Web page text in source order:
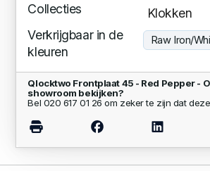
Collecties
Klokken
Verkrijgbaar in de
kleuren
Raw Iron/
Qlocktwo Frontplaat 45 - Red Pepper -
showroom bekijken?
Bel 020 617 01 26 om zeker te zijn dat